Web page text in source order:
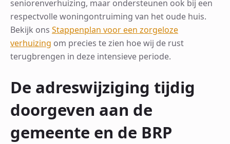
seniorenverhuizing, maar ondersteunen ook bij een
respectvolle woningontruiming van het oude huis.
Bekijk ons Stappenplan voor een zorgeloze
verhuizing om precies te zien hoe wij de rust
terugbrengen in deze intensieve periode.
De adreswijziging tijdig
doorgeven aan de
gemeente en de BRP